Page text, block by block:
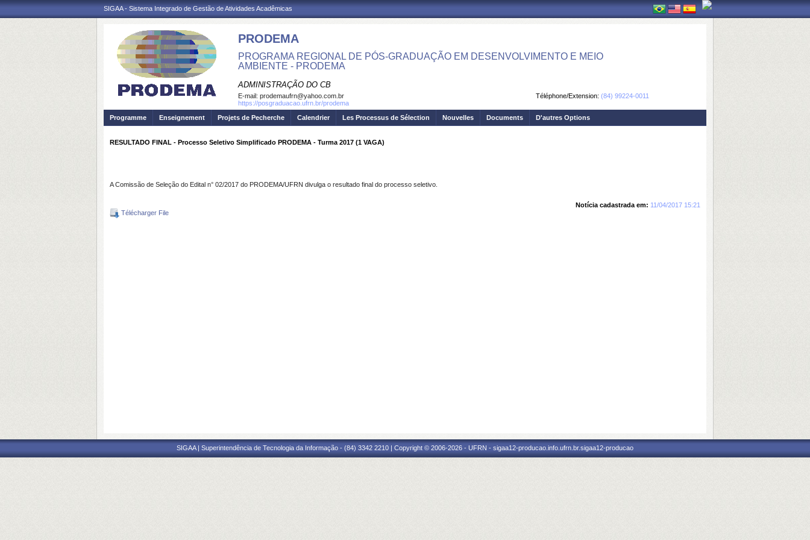
SIGAA - Sistema Integrado de Gestão de Atividades Acadêmicas
PRODEMA
PROGRAMA REGIONAL DE PÓS-GRADUAÇÃO EM DESENVOLVIMENTO E MEIO
AMBIENTE - PRODEMA
ADMINISTRAÇÃO DO CB
Téléphone/Extension: (84) 99224-0011
E-mail: prodemaufrn@yahoo.com.br
https://posgraduacao.ufrn.br/prodema
Programme
Enseignement Projets de Pecherche Calendrier Les Processus de Sélection Nouvelles Documents D'autres Options
RESULTADO FINAL - Processo Seletivo Simplificado PRODEMA - Turma 2017 (1 VAGA)
A Comissão de Seleção do Edital n° 02/2017 do PRODEMA/UFRN divulga o resultado final do processo seletivo.
Notícia cadastrada em: 11/04/2017 15:21
Télécharger File
SIGAA | Superintendência de Tecnologia da Informação - (84) 3342 2210 | Copyright © 2006-2026 - UFRN - sigaa12-producao.info.ufrn.br.sigaa12-producao